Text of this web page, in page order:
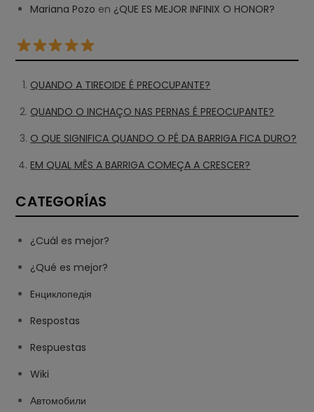
Mariana Pozo en ¿QUE ES MEJOR INFINIX O HONOR?
QUANDO A TIREOIDE É PREOCUPANTE?
QUANDO O INCHAÇO NAS PERNAS É PREOCUPANTE?
O QUE SIGNIFICA QUANDO O PÉ DA BARRIGA FICA DURO?
EM QUAL MÊS A BARRIGA COMEÇA A CRESCER?
CATEGORÍAS
¿Cuál es mejor?
¿Qué es mejor?
Eнциклопедія
Respostas
Respuestas
Wiki
Автомобили